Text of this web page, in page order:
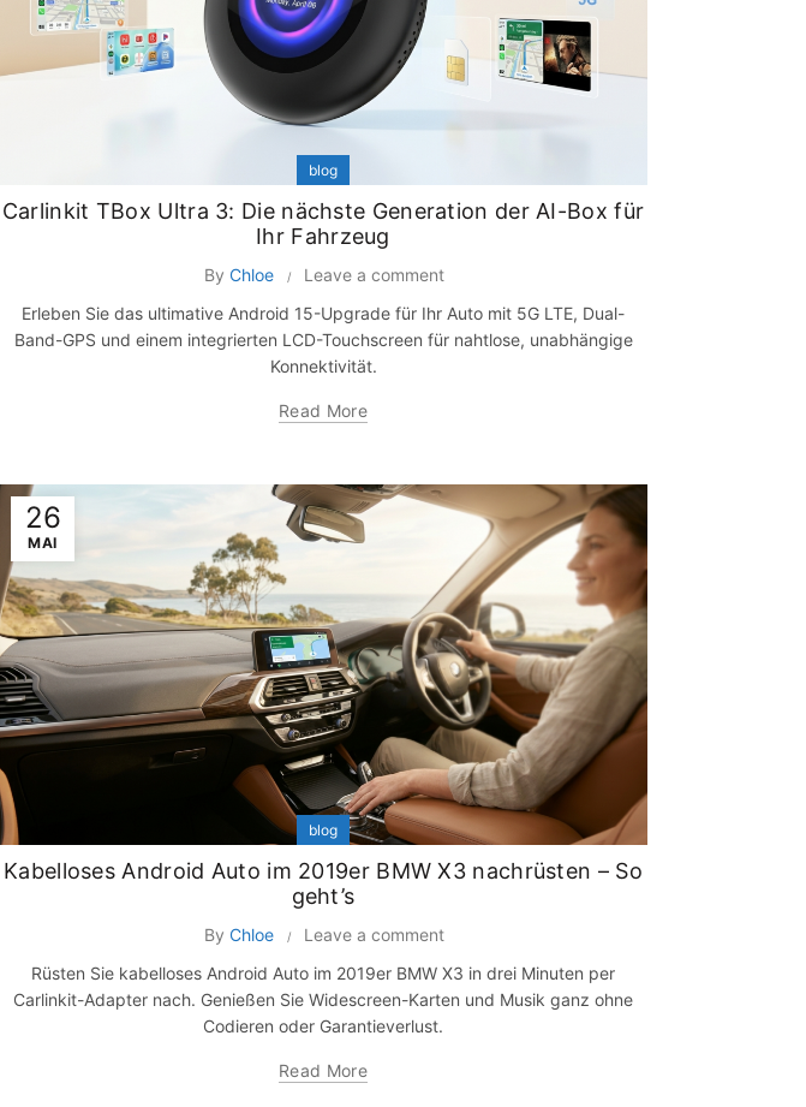
blog
Carlinkit TBox Ultra 3: Die nächste Generation der AI-Box für
Ihr Fahrzeug
By Chloe
Leave a comment
Erleben Sie das ultimative Android 15-Upgrade für Ihr Auto mit 5G LTE, Dual-
Band-GPS und einem integrierten LCD-Touchscreen für nahtlose, unabhängige
Konnektivität.
Read More
26
MAI
blog
Kabelloses Android Auto im 2019er BMW X3 nachrüsten – So
geht’s
By Chloe
Leave a comment
Rüsten Sie kabelloses Android Auto im 2019er BMW X3 in drei Minuten per
Carlinkit-Adapter nach. Genießen Sie Widescreen-Karten und Musik ganz ohne
Codieren oder Garantieverlust.
Read More